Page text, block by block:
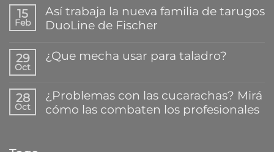
hay
comentarios
en
secreto
para
reparar
plásticos
en
15
Feb
Así trabaja la nueva familia de tarugos
DuoLine de Fischer
hay
comentarios
trabaja
la
nueva
29
Oct
¿Que mecha usar para taladro?
comentarios
en
¿Que
28
Oct
¿Problemas con las cucarachas? Mirá
cómo las combaten los profesionales